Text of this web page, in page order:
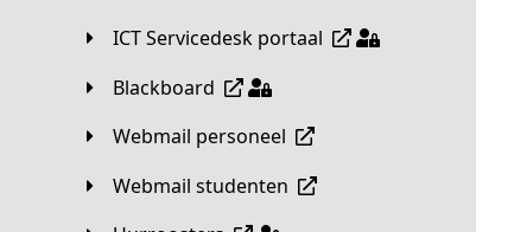
ICT Servicedesk portaal
Blackboard
Webmail personeel
Webmail studenten